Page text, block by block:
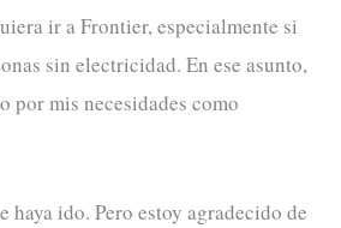
ir a Frontier, especialmente si
sin electricidad. En ese asunto,
por mis necesidades como
haya ido. Pero estoy agradecido de